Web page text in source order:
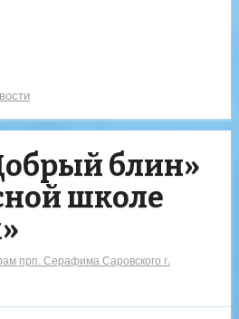
блин»
школе
прп. Серафима Саровского г.